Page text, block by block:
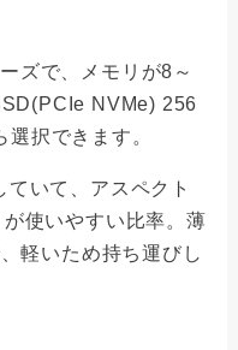
ズで、メモリが8～
NVMe) 256
択できます。
いて、アスペクト
使いやすい比率。薄
軽いため持ち運びし